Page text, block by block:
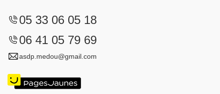
05 33 06 05 18
06 41 05 79 69
asdp.medou@gmail.com